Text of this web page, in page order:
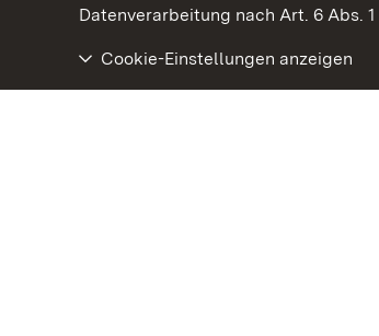
Datenverarbeitung nach Art. 6 Abs. 1
Cookie-Einstellungen anzeigen